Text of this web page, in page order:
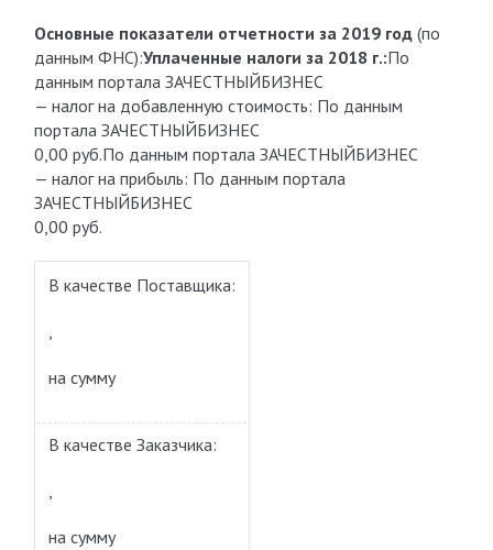
Основные показатели отчетности за 2019 год (по
данным ФНС):Уплаченные налоги за 2018 г.:По
данным портала ЗАЧЕСТНЫЙБИЗНЕС
— налог на добавленную стоимость: По данным
портала ЗАЧЕСТНЫЙБИЗНЕС
0,00 руб.По данным портала ЗАЧЕСТНЫЙБИЗНЕС
— налог на прибыль: По данным портала
ЗАЧЕСТНЫЙБИЗНЕС
0,00 руб.
В качестве Поставщика:
,
на сумму
В качестве Заказчика:
,
на сумму